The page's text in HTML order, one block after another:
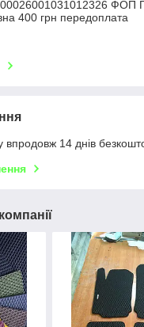
ФОП
400 грн передоплата
впродовж 14 днів